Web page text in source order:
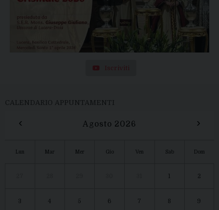
Iscriviti
CALENDARIO APPUNTAMENTI
‹ Agosto 2026 ›
Lun Mar Mer Gio Ven Sab Dom
2
3 4 5 6 7 8 9